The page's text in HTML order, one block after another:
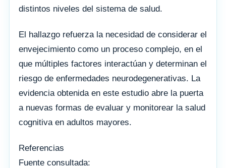
distintos niveles del sistema de salud.
El hallazgo refuerza la necesidad de considerar el
envejecimiento como un proceso complejo, en el
que múltiples factores interactúan y determinan el
riesgo de enfermedades neurodegenerativas. La
evidencia obtenida en este estudio abre la puerta
a nuevas formas de evaluar y monitorear la salud
cognitiva en adultos mayores.
Referencias
Fuente consultada: